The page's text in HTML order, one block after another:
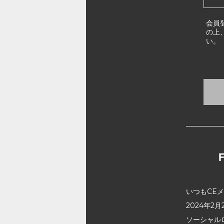
会員
の上
い。
いつもCE
2024年2月
ソーシャ